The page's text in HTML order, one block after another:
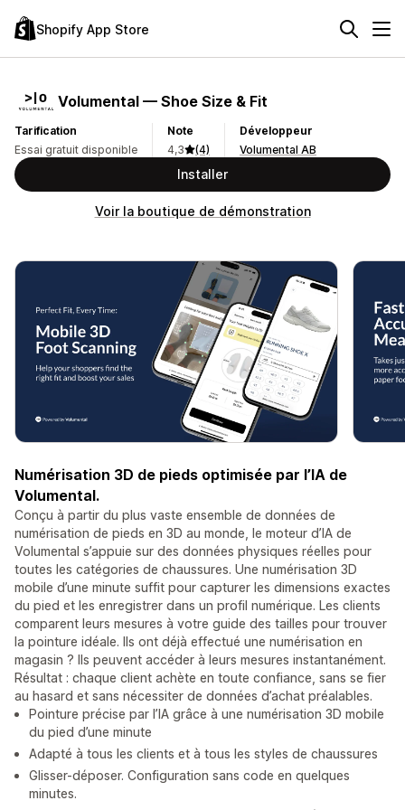
Shopify App Store
Volumental — Shoe Size & Fit
Tarification
Essai gratuit disponible
Note
4,3
(4)
Développeur
Volumental AB
Installer
Voir la boutique de démonstration
Numérisation 3D de pieds optimisée par l’IA de
Volumental.
Conçu à partir du plus vaste ensemble de données de
numérisation de pieds en 3D au monde, le moteur d’IA de
Volumental s’appuie sur des données physiques réelles pour
toutes les catégories de chaussures. Une numérisation 3D
mobile d’une minute suffit pour capturer les dimensions exactes
du pied et les enregistrer dans un profil numérique. Les clients
comparent leurs mesures à votre guide des tailles pour trouver
la pointure idéale. Ils ont déjà effectué une numérisation en
magasin ? Ils peuvent accéder à leurs mesures instantanément.
Résultat : chaque client achète en toute confiance, sans se fier
au hasard et sans nécessiter de données d’achat préalables.
Pointure précise par l’IA grâce à une numérisation 3D mobile
du pied d’une minute
Adapté à tous les clients et à tous les styles de chaussures
Glisser-déposer. Configuration sans code en quelques
minutes.